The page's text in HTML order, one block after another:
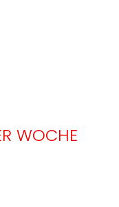
WOCHE